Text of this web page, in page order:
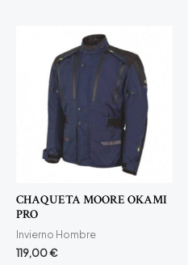
CHAQUETA MOORE OKAMI
PRO
Invierno Hombre
119,00€